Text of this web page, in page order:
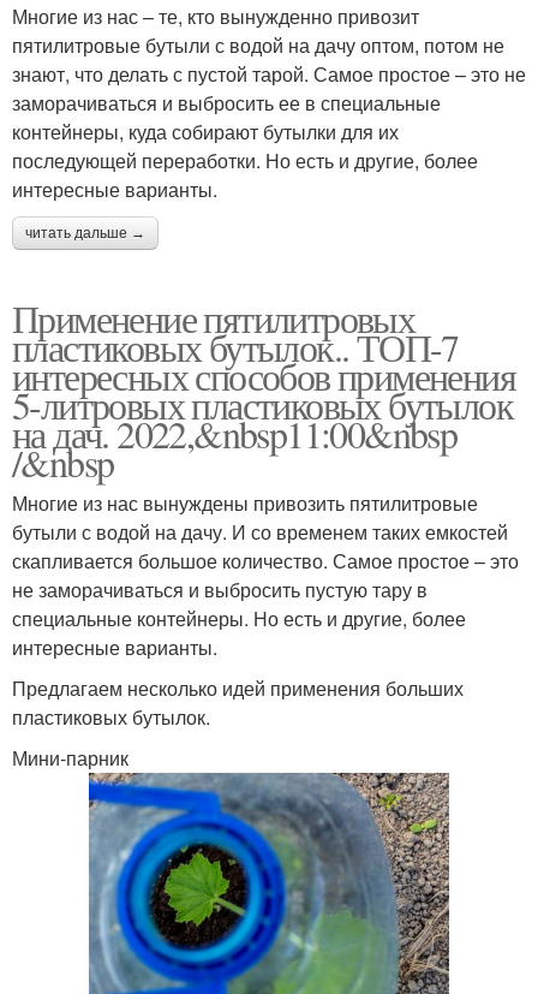
Многие из нас – те, кто вынужденно привозит
пятилитровые бутыли с водой на дачу оптом, потом не
знают, что делать с пустой тарой. Самое простое – это не
заморачиваться и выбросить ее в специальные
контейнеры, куда собирают бутылки для их
последующей переработки. Но есть и другие, более
интересные варианты.
читать дальше →
Применение пятилитровых
пластиковых бутылок.. ТОП-7
интересных способов применения
5-литровых пластиковых бутылок
на дач. 2022,&nbsp11:00&nbsp
/&nbsp
Многие из нас вынуждены привозить пятилитровые
бутыли с водой на дачу. И со временем таких емкостей
скапливается большое количество. Самое простое – это
не заморачиваться и выбросить пустую тару в
специальные контейнеры. Но есть и другие, более
интересные варианты.
Предлагаем несколько идей применения больших
пластиковых бутылок.
Мини-парник